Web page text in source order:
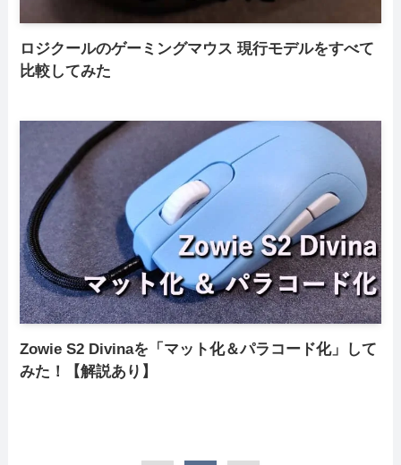
ロジクールのゲーミングマウス 現行モデルをすべて
比較してみた
Zowie S2 Divinaを「マット化＆パラコード化」して
みた！【解説あり】